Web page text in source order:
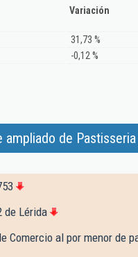
Variación
31,73 %
-0,12 %
de
de Lérida
Comercio al por menor de